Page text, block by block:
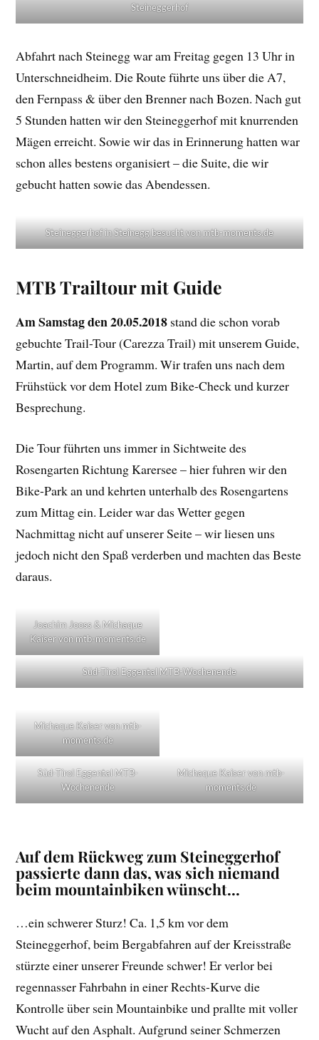
Steineggerhof
Abfahrt nach Steinegg war am Freitag gegen 13 Uhr in
Unterschneidheim. Die Route führte uns über die A7,
den Fernpass & über den Brenner nach Bozen. Nach gut
5 Stunden hatten wir den Steineggerhof mit knurrenden
Mägen erreicht. Sowie wir das in Erinnerung hatten war
schon alles bestens organisiert – die Suite, die wir
gebucht hatten sowie das Abendessen.
Steineggerhof in Steinegg besucht von mtb-moments.de
MTB Trailtour mit Guide
Am Samstag den 20.05.2018 stand die schon vorab
gebuchte Trail-Tour (Carezza Trail) mit unserem Guide,
Martin, auf dem Programm. Wir trafen uns nach dem
Frühstück vor dem Hotel zum Bike-Check und kurzer
Besprechung.
Die Tour führten uns immer in Sichtweite des
Rosengarten Richtung Karersee – hier fuhren wir den
Bike-Park an und kehrten unterhalb des Rosengartens
zum Mittag ein. Leider war das Wetter gegen
Nachmittag nicht auf unserer Seite – wir liesen uns
jedoch nicht den Spaß verderben und machten das Beste
daraus.
Joachim Jooss & Michaque
Kaiser von mtb-moments.de
Süd-Tirol Eggental MTB-Wochenende
Michaque Kaiser von mtb-
moments.de
Süd-Tirol Eggental MTB-
Wochenende
Michaque Kaiser von mtb-
moments.de
Auf dem Rückweg zum Steineggerhof
passierte dann das, was sich niemand
beim mountainbiken wünscht…
…ein schwerer Sturz! Ca. 1,5 km vor dem
Steineggerhof, beim Bergabfahren auf der Kreisstraße
stürzte einer unserer Freunde schwer! Er verlor bei
regennasser Fahrbahn in einer Rechts-Kurve die
Kontrolle über sein Mountainbike und prallte mit voller
Wucht auf den Asphalt. Aufgrund seiner Schmerzen